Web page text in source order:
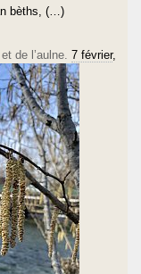
bèths, (…)
de l’aulne. 7 février,